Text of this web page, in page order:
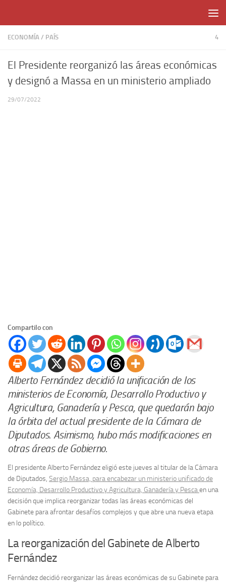
ECONOMÍA / PAÍS 4
El Presidente reorganizó las áreas económicas
y designó a Massa en un ministerio ampliado
29/07/2022
Compartilo con
Alberto Fernández decidió la unificación de los
ministerios de Economía, Desarrollo Productivo y
Agricultura, Ganadería y Pesca, que quedarán bajo
la órbita del actual presidente de la Cámara de
Diputados. Asimismo, hubo más modificaciones en
otras áreas de Gobierno.
El presidente Alberto Fernández eligió este jueves al titular de la Cámara
de Diputados, Sergio Massa, para encabezar un ministerio unificado de
Economía, Desarrollo Productivo y Agricultura, Ganadería y Pescaen una
decisión que implica reorganizar todas las áreas económicas del
Gabinete para afrontar desafíos complejos y que abre una nueva etapa
en lo político.
La reorganización del Gabinete de Alberto
Fernández
Fernández decidió reorganizar las áreas económicas de su Gabinete para